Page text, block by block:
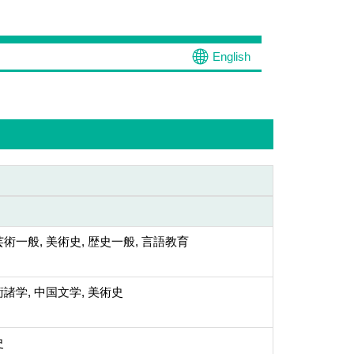
English
術一般, 美術史, 歴史一般, 言語教育
諸学, 中国文学, 美術史